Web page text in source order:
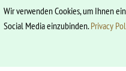
Wir verwenden Cookies, um Ihnen
Social Media einzubinden.Privacy